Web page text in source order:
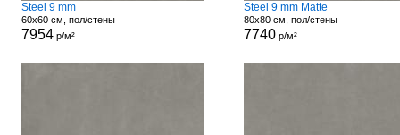
Steel 9 mm
60x60 см, пол/стены
7954р/м²
Steel 9 mm Matte
80x80 см, пол/стены
7740р/м²